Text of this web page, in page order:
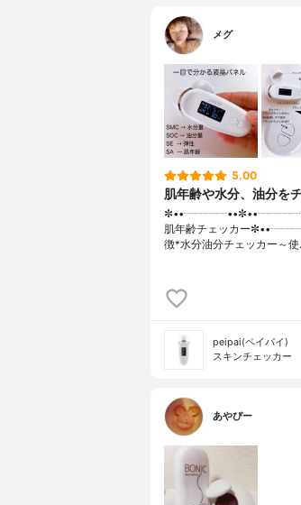
メグ
5.00
肌年齢や水分、油分を
肌年齢チェッカー
徴*水分油分チェッカー～
peipai(ペイパイ)
スキンチェッカー
あやぴー